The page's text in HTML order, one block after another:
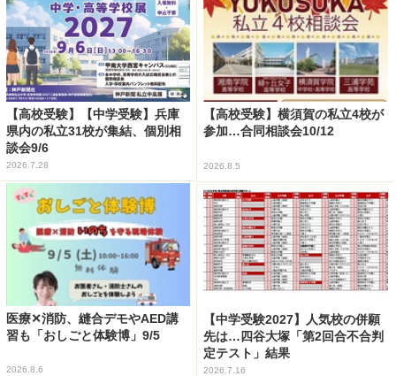
【高校受験】【中学受験】兵庫
県内の私立31校が集結、個別相
談会9/6
2026.7.28
【高校受験】横須賀の私立4校が
参加…合同相談会10/12
2026.8.5
医療✕消防、縫合デモやAED講
習も「おしごと体験博」9/5
2026.8.6
【中学受験2027】人気校の併願
先は…四谷大塚「第2回合不合判
定テスト」結果
2026.7.16